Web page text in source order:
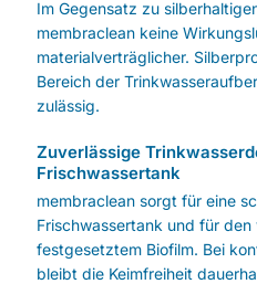
Im Gegensatz zu
membraclean keine
materialverträglicher.
Bereich der
zulässig.
Zuverlässige
Frischwassertank
membraclean sorgt für eine
Frischwassertank und für
festgesetztem Biofilm. Bei
bleibt die Keimfreiheit